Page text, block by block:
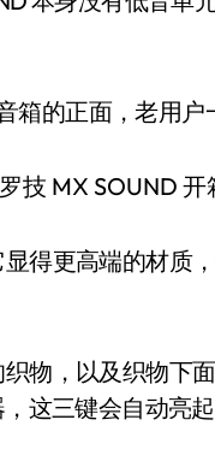
的正面，老用户
得更高端的材质
物，以及织物下
这三键会自动亮